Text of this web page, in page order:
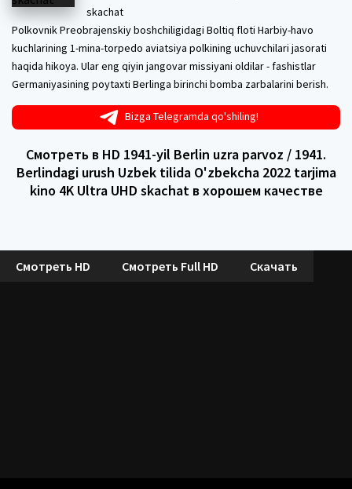
skachat
Polkovnik Preobrajenskiy boshchiligidagi Boltiq floti Harbiy-havo
kuchlarining 1-mina-torpedo aviatsiya polkining uchuvchilari jasorati
haqida hikoya. Ular eng qiyin jangovar missiyani oldilar - fashistlar
Germaniyasining poytaxti Berlinga birinchi bomba zarbalarini berish.
Bizga Telegramda qo'shiling!
Смотреть в HD 1941-yil Berlin uzra parvoz / 1941.
Berlindagi urush Uzbek tilida O'zbekcha 2022 tarjima
kino 4K Ultra UHD skachat в хорошем качестве
Смотреть HD Смотреть Full HD Скачать